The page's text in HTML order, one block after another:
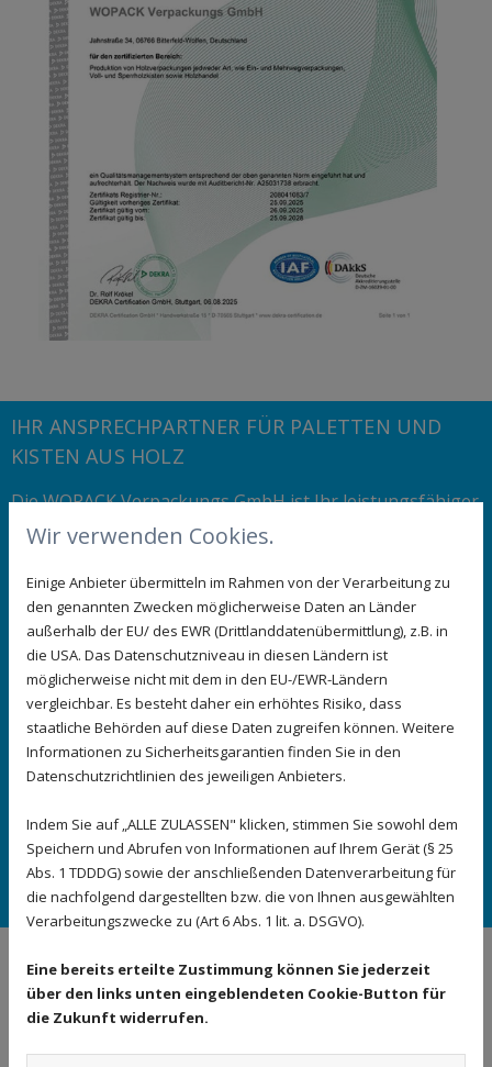
IHR ANSPRECHPARTNER FÜR PALETTEN UND
KISTEN AUS HOLZ
Die WOPACK Verpackungs GmbH ist Ihr leistungsfähiger
und zuverlässiger Partner in Sachen Holzverpackungen.
Fläche liegen zwei räumlich getrennte
Produktionsstätten. So ist selbst im Havariefall eine
Aufrechterhaltung der Produktion gewährleistet. Ein
eigener Fuhrpark garantiert Ihnen die pünktliche
Lieferung. Als zugelassener Betrieb und Betreiber einer
eigenen Wärmebehandlungskammer kann das Holz
auch für den Export nach ISPM 15 behandelt werden.
Auch hier achten wir auf Nachhaltigkeit, denn die
benötigte Energie wird aus der Verbrennung der bei der
Produktion anfallenden Holzspäne gewonnen.
Wir bauen Paletten und Holzkisten für jeden Bedarf. Die
Zufriedenheit unserer Kunden ist unser oberstes Gebot.
Wir verwenden Cookies.
Einige Anbieter übermitteln im Rahmen von der Verarbeitung zu
den genannten Zwecken möglicherweise Daten an Länder
außerhalb der EU/ des EWR (Drittlanddatenübermittlung), z.B. in
die USA. Das Datenschutzniveau in diesen Ländern ist
möglicherweise nicht mit dem in den EU-/EWR-Ländern
vergleichbar. Es besteht daher ein erhöhtes Risiko, dass
staatliche Behörden auf diese Daten zugreifen können. Weitere
Informationen zu Sicherheitsgarantien finden Sie in den
Datenschutzrichtlinien des jeweiligen Anbieters.
Indem Sie auf „ALLE ZULASSEN" klicken, stimmen Sie sowohl dem
Speichern und Abrufen von Informationen auf Ihrem Gerät (§ 25
Abs. 1 TDDDG) sowie der anschließenden Datenverarbeitung für
die nachfolgend dargestellten bzw. die von Ihnen ausgewählten
Verarbeitungszwecke zu (Art 6 Abs. 1 lit. a. DSGVO).
Eine bereits erteilte Zustimmung können Sie jederzeit
über den links unten eingeblendeten Cookie-Button für
die Zukunft widerrufen.